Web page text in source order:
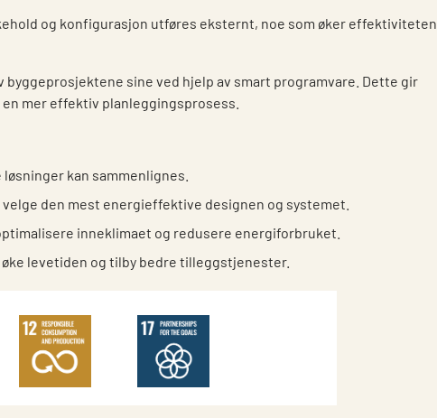
og konfigurasjon utføres eksternt, noe som øker effektiviteten
sine ved hjelp av smart programvare. Dette gir
mer effektiv planleggingsprosess.
kan sammenlignes.
den mest energieffektive designen og systemet.
inneklimaet og redusere energiforbruket.
levetiden og tilby bedre tilleggstjenester.